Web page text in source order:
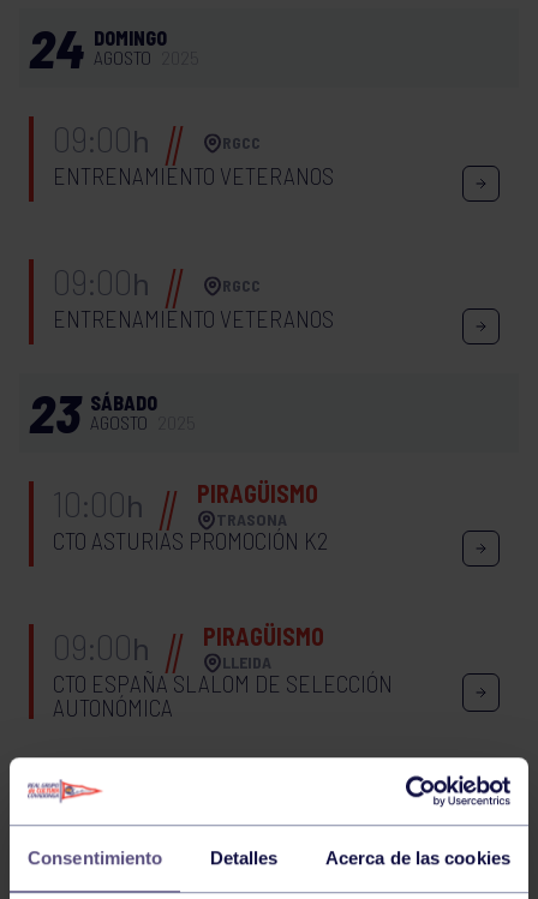
Consentimiento Detalles Acerca de las cookies
24 DOMINGO
AGOSTO
09:00h RGCC
ENTRENAMIENTO VETERANOS
09:00h RGCC
ENTRENAMIENTO VETERANOS
23 SÁBADO
AGOSTO
10:00h PIRAGÜISMO
TRASONA
CTO ASTURIAS PROMOCIÓN K2
09:00h PIRAGÜISMO
LLEIDA
CTO ESPAÑA SLALOM DE SELECCIÓN
AUTONÓMICA
WOD 12:30-13:00 GIMNASIO